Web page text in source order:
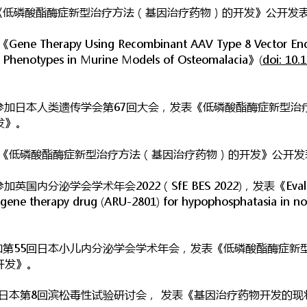
磷酸酯酶症新型治疗方法（基因治疗药物）的开发》公开发
Gene Therapy Using Recombinant AAV Type 8 Vector
in Murine Models of Osteomalacia》(doi:
日本人类遗传学会第67回大会，发表《低磷酸酯酶症新型治
。
低磷酸酯酶症新型治疗方法（基因治疗药物）的开发》公开
英国内分泌学会学术年会2022（SfE BES 2022)，发表《
therapy drug (ARU-2801) for hypophosphatasia in
55回日本小儿内分泌学会学术年会，发表《低磷酸酯酶症新
》。
本第8回滨松毒性试验研讨会， 发表《基因治疗药物开发的